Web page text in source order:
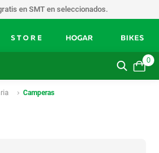
en SMT en seleccionados.
0
Camperas